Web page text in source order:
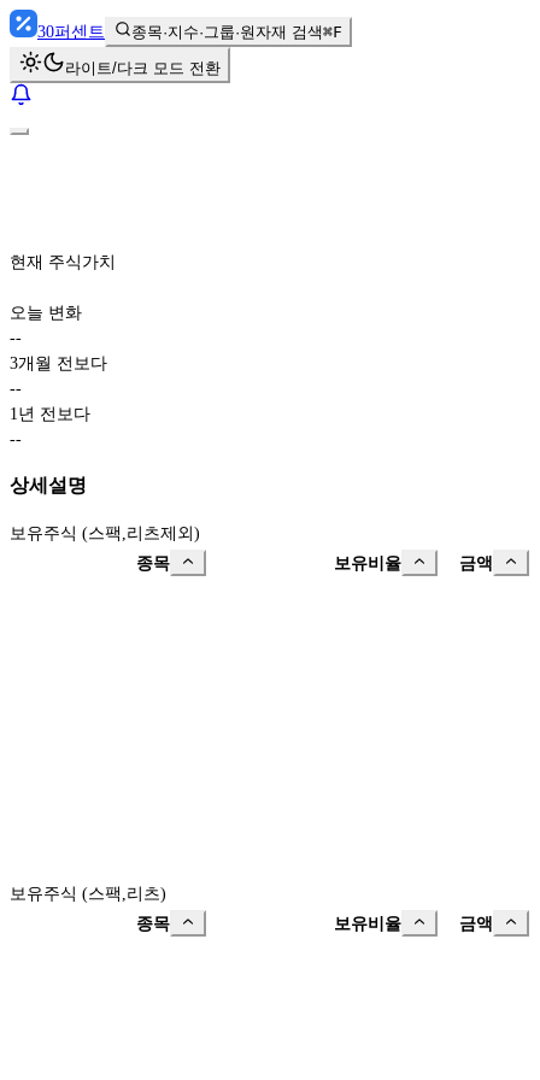
30퍼센트 종목·지수·그룹·원자재 검색⌘F
라이트/다크 모드 전환
현재 주식가치
오늘 변화
--
3개월 전보다
--
1년 전보다
--
상세설명
보유주식 (스팩,리츠제외)
종목
보유비율 금액
보유주식 (스팩,리츠)
종목
보유비율 금액